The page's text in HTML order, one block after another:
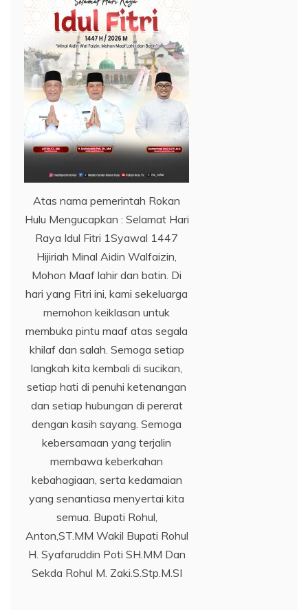
Atas nama pemerintah Rokan
Hulu Mengucapkan : Selamat Hari
Raya Idul Fitri 1Syawal 1447
Hijiriah Minal Aidin Walfaizin,
Mohon Maaf lahir dan batin. Di
hari yang Fitri ini, kami sekeluarga
memohon keiklasan untuk
membuka pintu maaf atas segala
khilaf dan salah. Semoga setiap
langkah kita kembali di sucikan,
setiap hati di penuhi ketenangan
dan setiap hubungan di pererat
dengan kasih sayang. Semoga
kebersamaan yang terjalin
membawa keberkahan
kebahagiaan, serta kedamaian
yang senantiasa menyertai kita
semua. Bupati Rohul,
Anton,ST.MM Wakil Bupati Rohul
H. Syafaruddin Poti SH.MM Dan
Sekda Rohul M. Zaki.S.Stp.M.SI